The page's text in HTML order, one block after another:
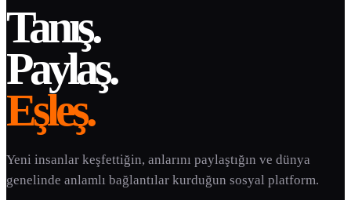
Tanış.
Paylaş.
Eşleş.
Yeni insanlar keşfettiğin, anlarını paylaştığın ve dünya
genelinde anlamlı bağlantılar kurduğun sosyal platform.